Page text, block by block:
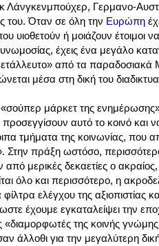
Λάνγκενμπούχερ, Γερμανο-
του. Όταν σε όλη την Ευρώπη
υιοθετούν ή μοιάζουν έτοιμοι
έχεις ένα μεγάλο
από τα παραδοσιακά
μέσα στη δική του
μάρκετ της
προσεγγίσουν αυτό το κοινό και
τμήματα της κοινωνίας, που
Στην πράξη ωστόσο,
από μερικές δεκαετίες ο
όλο και περισσότερο, η
ελέγχου της αξιοπιστίας
έχουμε εγκαταλείψει την
«διαμορφωτές της κοινής
άλλοθι για την μεγαλύτερη